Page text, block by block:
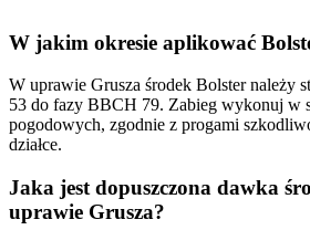
W jakim okresie aplikować
W uprawie Grusza środek Bolster należy
53 do fazy BBCH 79. Zabieg wykonuj w
pogodowych, zgodnie z progami
działce.
Jaka jest dopuszczona dawka
uprawie Grusza?